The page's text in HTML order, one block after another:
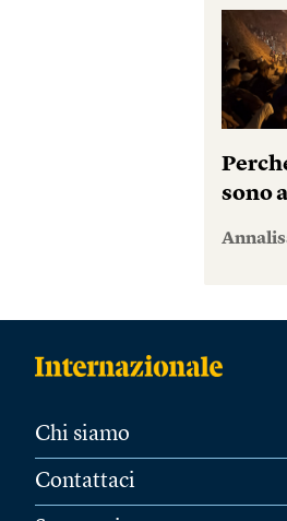
sono
Chi siamo
Contattaci